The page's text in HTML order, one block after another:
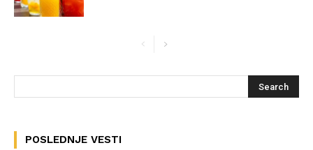
POSLEDNJE VESTI